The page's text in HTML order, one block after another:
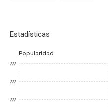
Estadísticas
Popularidad
???
???
???